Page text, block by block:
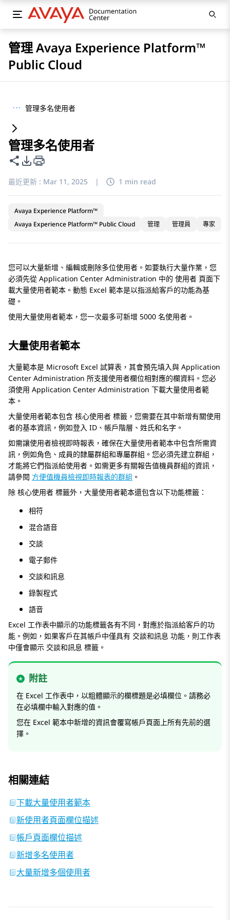
管理 Avaya Experience Platform™
Public Cloud
··· 管理多名使用者
管理多名使用者
共用此頁面
PDF 匯出選項
最近更新 : Mar 11, 2025 | 1 min read
Avaya Experience Platform™
Avaya Experience Platform™ Public Cloud
管理 管理員 專家
您可以大量新增、編輯或刪除多位使用者。如要執行大量作業，您
必須先從 Application Center Administration 中的 使用者 頁面下
載大量使用者範本。動態 Excel 範本是以指派給客戶的功能為基
礎。
使用大量使用者範本，您一次最多可新增 5000 名使用者。
大量使用者範本
大量範本是 Microsoft Excel 試算表，其會預先填入與 Application
Center Administration 所支援使用者欄位相對應的欄資料。您必
須使用 Application Center Administration 下載大量使用者範
本。
大量使用者範本包含 核心使用者 標籤，您需要在其中新增有關使用
者的基本資訊，例如登入 ID、帳戶階層、姓氏和名字。
如需讓使用者檢視即時報表，確保在大量使用者範本中包含所需資
訊，例如角色、成員的隸屬群組和專屬群組。您必須先建立群組，
才能將它們指派給使用者。如需更多有關報告值機員群組的資訊，
請參閱 方便值機員檢視即時報表的群組 。
除 核心使用者 標籤外，大量使用者範本還包含以下功能標籤：
相符
混合語音
交談
電子郵件
交談和訊息
錄製程式
語音
Excel 工作表中顯示的功能標籤各有不同，對應於指派給客戶的功
能。例如，如果客戶在其帳戶中僅具有 交談和訊息 功能，則工作表
中僅會顯示 交談和訊息 標籤。
附註
在 Excel 工作表中，以粗體顯示的欄標題是必填欄位。請務必
在必填欄中輸入對應的值。
您在 Excel 範本中新增的資訊會覆寫帳戶頁面上所有先前的選
擇。
相關連結
下載大量使用者範本
新使用者頁面欄位描述
帳戶頁面欄位描述
新增多名使用者
大量新增多個使用者